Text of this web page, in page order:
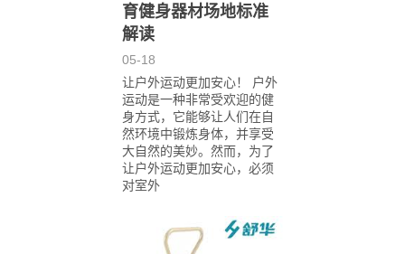
育健身器材场地标准
解读
05-18
让户外运动更加安心！ 户外
运动是一种非常受欢迎的健
身方式，它能够让人们在自
然环境中锻炼身体，并享受
大自然的美妙。然而，为了
让户外运动更加安心，必须
对室外